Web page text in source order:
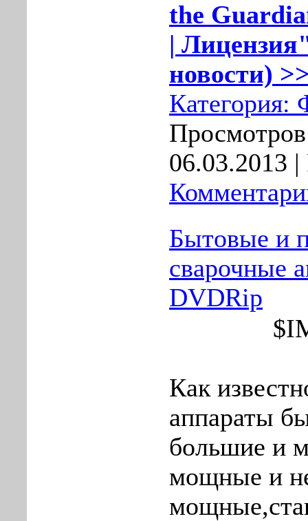
the
|
новости)
Категория:
06.03.2013 |
Бытовые и
сварочные
DVDRip
Как
аппараты
большие и
мощные и